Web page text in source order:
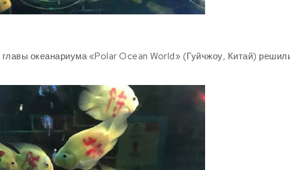
океанариума «Polar Ocean World» (Гуйчжоу, Китай)